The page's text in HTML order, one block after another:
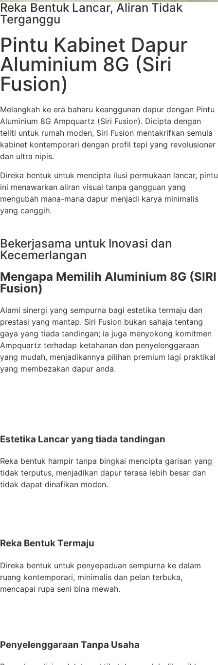
Reka Bentuk Lancar, Aliran Tidak
Terganggu
Pintu Kabinet Dapur
Aluminium 8G (Siri
Fusion)
Melangkah ke era baharu keanggunan dapur dengan Pintu
Aluminium 8G Ampquartz (Siri Fusion). Dicipta dengan
teliti untuk rumah moden, Siri Fusion mentakrifkan semula
kabinet kontemporari dengan profil tepi yang revolusioner
dan ultra nipis.
Direka bentuk untuk mencipta ilusi permukaan lancar, pintu
ini menawarkan aliran visual tanpa gangguan yang
mengubah mana-mana dapur menjadi karya minimalis
yang canggih.
Bekerjasama untuk Inovasi dan
Kecemerlangan
Mengapa Memilih Aluminium 8G (SIRI
Fusion)
Alami sinergi yang sempurna bagi estetika termaju dan
prestasi yang mantap. Siri Fusion bukan sahaja tentang
gaya yang tiada tandingan; ia juga menyokong komitmen
Ampquartz terhadap ketahanan dan penyelenggaraan
yang mudah, menjadikannya pilihan premium lagi praktikal
yang membezakan dapur anda.
Estetika Lancar yang tiada tandingan
Reka bentuk hampir tanpa bingkai mencipta garisan yang
tidak terputus, menjadikan dapur terasa lebih besar dan
tidak dapat dinafikan moden.
Reka Bentuk Termaju
Direka bentuk untuk penyepaduan sempurna ke dalam
ruang kontemporari, minimalis dan pelan terbuka,
mencapai rupa seni bina mewah.
Penyelenggaraan Tanpa Usaha